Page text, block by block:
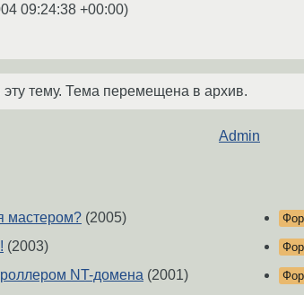
09:24:38 +00:00)
тему. Тема перемещена в архив.
Admin
мастером? (2005)
(2003)
NT-домена (2001)